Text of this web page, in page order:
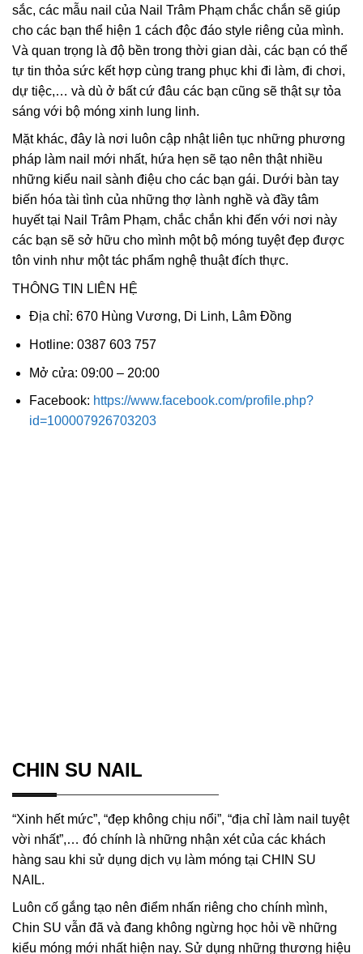
sắc, các mẫu nail của Nail Trâm Phạm chắc chắn sẽ giúp
cho các bạn thể hiện 1 cách độc đáo style riêng của mình.
Và quan trọng là độ bền trong thời gian dài, các bạn có thể
tự tin thỏa sức kết hợp cùng trang phục khi đi làm, đi chơi,
dự tiệc,… và dù ở bất cứ đâu các bạn cũng sẽ thật sự tỏa
sáng với bộ móng xinh lung linh.
Mặt khác, đây là nơi luôn cập nhật liên tục những phương
pháp làm nail mới nhất, hứa hẹn sẽ tạo nên thật nhiều
những kiểu nail sành điệu cho các bạn gái. Dưới bàn tay
biến hóa tài tình của những thợ lành nghề và đầy tâm
huyết tại Nail Trâm Phạm, chắc chắn khi đến với nơi này
các bạn sẽ sở hữu cho mình một bộ móng tuyệt đẹp được
tôn vinh như một tác phẩm nghệ thuật đích thực.
THÔNG TIN LIÊN HỆ
Địa chỉ: 670 Hùng Vương, Di Linh, Lâm Đồng
Hotline: 0387 603 757
Mở cửa: 09:00 – 20:00
Facebook: https://www.facebook.com/profile.php?
id=100007926703203
CHIN SU NAIL
“Xinh hết mức”, “đẹp không chịu nổi”, “địa chỉ làm nail tuyệt
vời nhất”,… đó chính là những nhận xét của các khách
hàng sau khi sử dụng dịch vụ làm móng tại CHIN SU
NAIL.
Luôn cố gắng tạo nên điểm nhấn riêng cho chính mình,
Chin SU vẫn đã và đang không ngừng học hỏi về những
kiểu móng mới nhất hiện nay. Sử dụng những thương hiệu